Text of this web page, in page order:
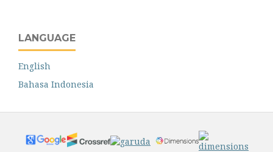
LANGUAGE
English
Bahasa Indonesia